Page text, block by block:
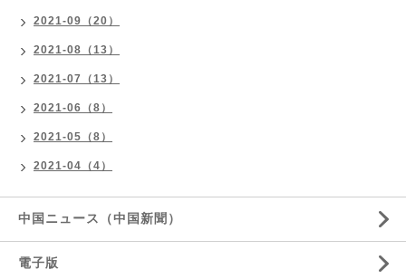
2021-09（20）
2021-08（13）
2021-07（13）
2021-06（8）
2021-05（8）
2021-04（4）
中国ニュース（中国新聞）
電子版